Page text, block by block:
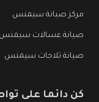
مركز صيانة سيمنس
صيانة غسالات سيمنس
صيانة ثلاجات سيمنس
كن دائما على